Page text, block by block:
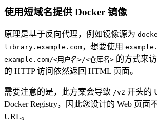
使用短域名提供 Docker 镜像
原理是基于反向代理，例如镜像源为
library.example.com，想要使用
example.com/<用户名>/<仓库名> 的方式来
的 HTTP 访问依然返回 HTML 页面。
需要注意的是，此方案会导致 /v2 开头的
Docker Registry，因此您设计的 Web 页面
URL。